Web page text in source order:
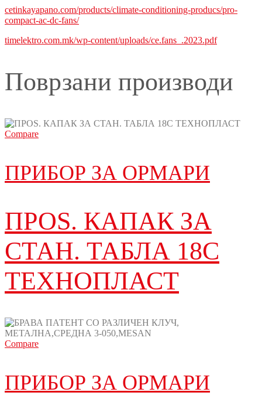
cetinkayapano.com/products/climate-conditioning-producs/pro-
compact-ac-dc-fans/
timelektro.com.mk/wp-content/uploads/ce.fans_.2023.pdf
Поврзани производи
Compare
ПРИБОР ЗА ОРМАРИ
ПРОЅ. КАПАК ЗА
СТАН. ТАБЛА 18C
ТЕХНОПЛАСТ
Compare
ПРИБОР ЗА ОРМАРИ